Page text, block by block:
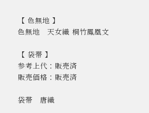
【 色無地 】
色無地 天女織 桐竹鳳凰文
【 袋帯 】
参考上代：販売済
販売価格：販売済
袋帯 唐織